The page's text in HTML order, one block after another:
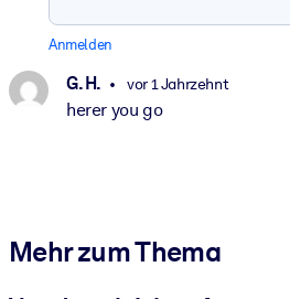
Anmelden
G. H. vor 1 Jahrzehnt
herer you go
Mehr zum Thema